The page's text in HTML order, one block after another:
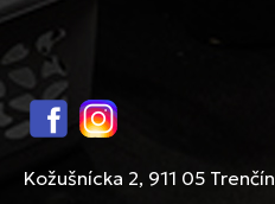
FacebookInstagram
Kožušnícka 2, 911 05 Trenčín